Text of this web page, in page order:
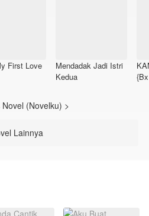
First Love
Mendadak Jadi Istri
Kedua
(Novelku) >
Lainnya